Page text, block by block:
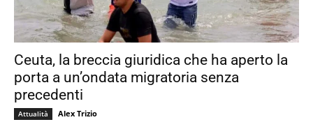
Ceuta, la breccia giuridica che ha aperto la
porta a un’ondata migratoria senza
precedenti
Attualità Alex Trizio